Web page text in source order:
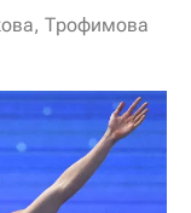
Трофимова